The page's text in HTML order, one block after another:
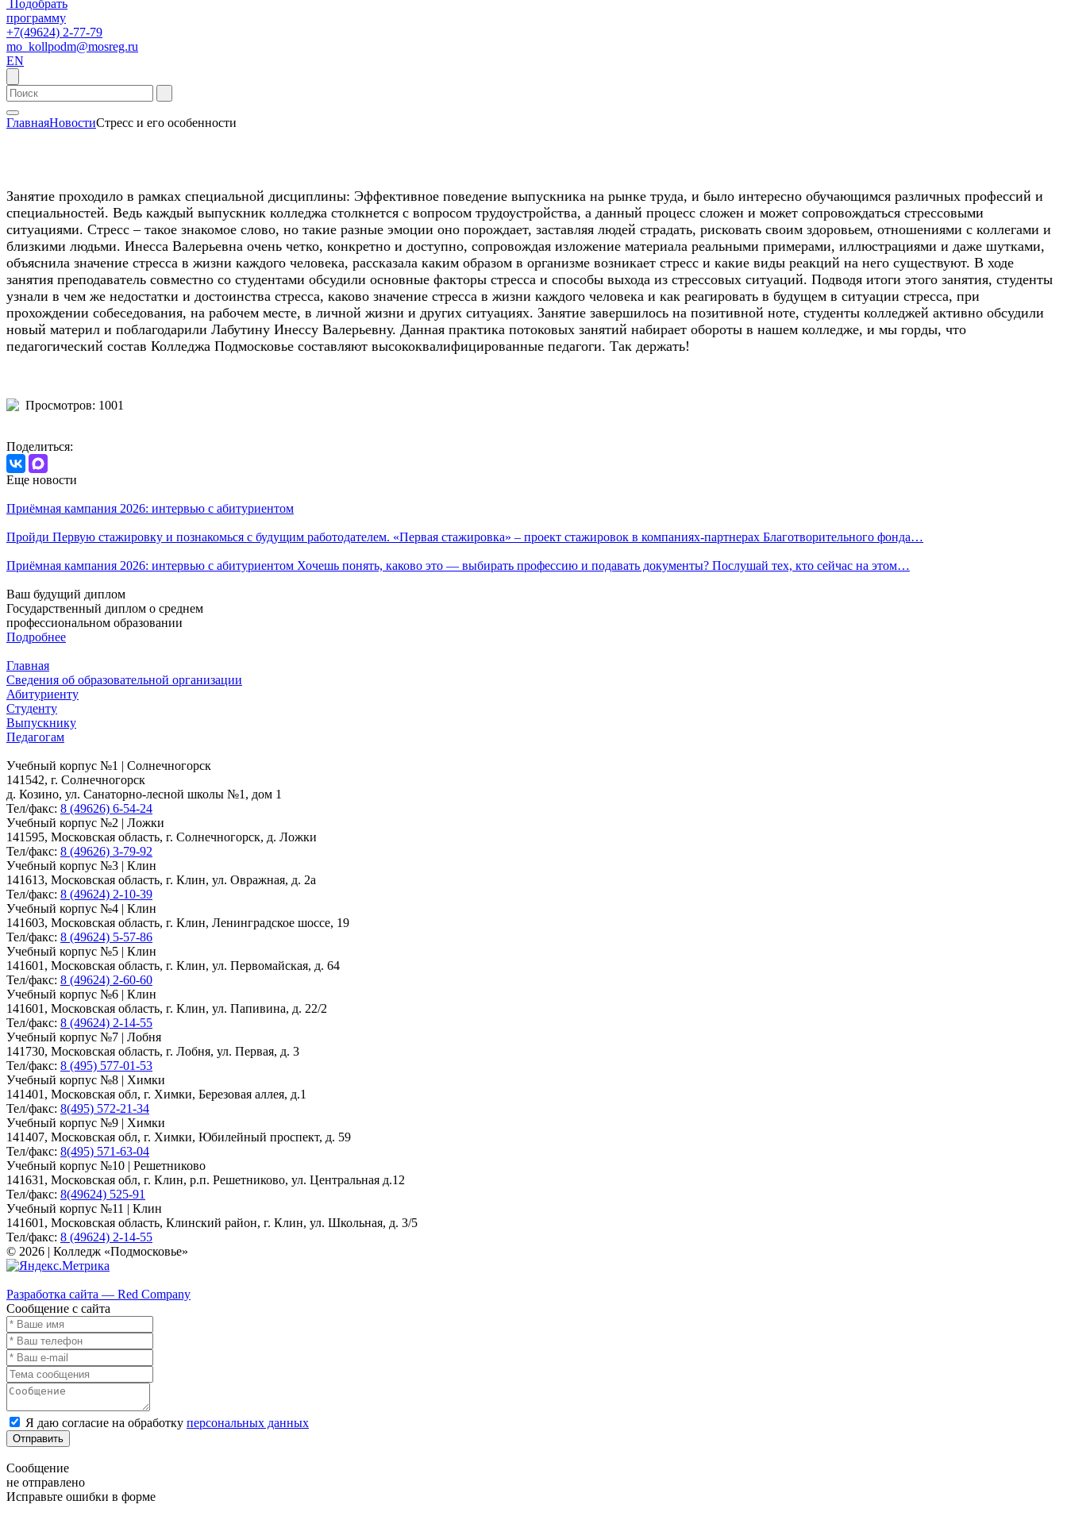
Подобрать
программу
+7(49624) 2-77-79
mo_kollpodm@mosreg.ru
EN
ГлавнаяНовостиСтресс и его особенности
Занятие проходило в рамках специальной дисциплины: Эффективное поведение выпускника на рынке труда, и было интересно обучающимся различных профессий и
специальностей. Ведь каждый выпускник колледжа столкнется с вопросом трудоустройства, а данный процесс сложен и может сопровождаться стрессовыми
ситуациями. Стресс – такое знакомое слово, но такие разные эмоции оно порождает, заставляя людей страдать, рисковать своим здоровьем, отношениями с коллегами и
близкими людьми. Инесса Валерьевна очень четко, конкретно и доступно, сопровождая изложение материала реальными примерами, иллюстрациями и даже шутками,
объяснила значение стресса в жизни каждого человека, рассказала каким образом в организме возникает стресс и какие виды реакций на него существуют. В ходе
занятия преподаватель совместно со студентами обсудили основные факторы стресса и способы выхода из стрессовых ситуаций. Подводя итоги этого занятия, студенты
узнали в чем же недостатки и достоинства стресса, каково значение стресса в жизни каждого человека и как реагировать в будущем в ситуации стресса, при
прохождении собеседования, на рабочем месте, в личной жизни и других ситуациях. Занятие завершилось на позитивной ноте, студенты колледжей активно обсудили
новый материл и поблагодарили Лабутину Инессу Валерьевну. Данная практика потоковых занятий набирает обороты в нашем колледже, и мы горды, что
педагогический состав Колледжа Подмосковье составляют высококвалифицированные педагоги. Так держать!
Просмотров: 1001
Поделиться:
Еще новости
Приёмная кампания 2026: интервью с абитуриентом
Пройди Первую стажировку и познакомься с будущим работодателем. «Первая стажировка» – проект стажировок в компаниях-партнерах Благотворительного фонда…
Приёмная кампания 2026: интервью с абитуриентом Хочешь понять, каково это — выбирать профессию и подавать документы? Послушай тех, кто сейчас на этом…
Ваш будущий диплом
Государственный диплом о среднем
профессиональном образовании
Подробнее
Главная
Сведения об образовательной организации
Абитуриенту
Студенту
Выпускнику
Педагогам
Учебный корпус №1 | Солнечногорск
141542, г. Солнечногорск
д. Козино, ул. Санаторно-лесной школы №1, дом 1
Тел/факс: 8 (49626) 6-54-24
Учебный корпус №2 | Ложки
141595, Московская область, г. Солнечногорск, д. Ложки
Тел/факс: 8 (49626) 3-79-92
Учебный корпус №3 | Клин
141613, Московская область, г. Клин, ул. Овражная, д. 2а
Тел/факс: 8 (49624) 2-10-39
Учебный корпус №4 | Клин
141603, Московская область, г. Клин, Ленинградское шоссе, 19
Тел/факс: 8 (49624) 5-57-86
Учебный корпус №5 | Клин
141601, Московская область, г. Клин, ул. Первомайская, д. 64
Тел/факс: 8 (49624) 2-60-60
Учебный корпус №6 | Клин
141601, Московская область, г. Клин, ул. Папивина, д. 22/2
Тел/факс: 8 (49624) 2-14-55
Учебный корпус №7 | Лобня
141730, Московская область, г. Лобня, ул. Первая, д. 3
Тел/факс: 8 (495) 577-01-53
Учебный корпус №8 | Химки
141401, Московская обл, г. Химки, Березовая аллея, д.1
Тел/факс: 8(495) 572-21-34
Учебный корпус №9 | Химки
141407, Московская обл, г. Химки, Юбилейный проспект, д. 59
Тел/факс: 8(495) 571-63-04
Учебный корпус №10 | Решетниково
141631, Московская обл, г. Клин, р.п. Решетниково, ул. Центральная д.12
Тел/факс: 8(49624) 525-91
Учебный корпус №11 | Клин
141601, Московская область, Клинский район, г. Клин, ул. Школьная, д. 3/5
Тел/факс: 8 (49624) 2-14-55
© 2026 | Колледж «Подмосковье»
Разработка сайта — Red Company
Сообщение с сайта
Я даю согласие на обработку персональных данных
Отправить
Сообщение
не отправлено
Исправьте ошибки в форме